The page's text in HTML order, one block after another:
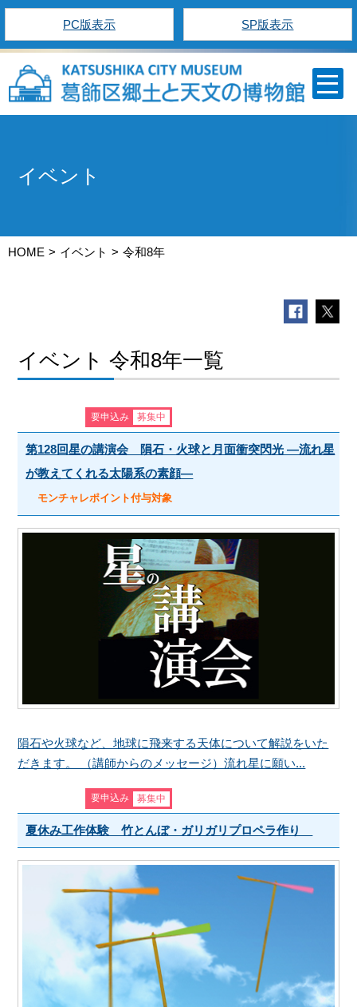
PC版表示 SP版表示
イベント
HOME イベント 令和8年
イベント 令和8年一覧
第128回星の講演会 隕石・火球と月面衝突閃光 ―流れ星
が教えてくれる太陽系の素顔―
モンチャレポイント付与対象
要申込み 募集中
隕石や火球など、地球に飛来する天体について解説をいた
だきます。 （講師からのメッセージ）流れ星に願い...
夏休み工作体験 竹とんぼ・ガリガリプロペラ作り
要申込み 募集中